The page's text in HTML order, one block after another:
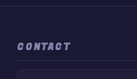
CONTACT